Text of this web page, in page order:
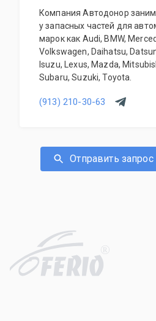
Компания Автодонор
у запасных частей для
марок как Audi, BMW,
Volkswagen, Daihatsu,
Isuzu, Lexus, Mazda,
Subaru, Suzuki, Toyota.
(913) 210-30-63
Отправить
R